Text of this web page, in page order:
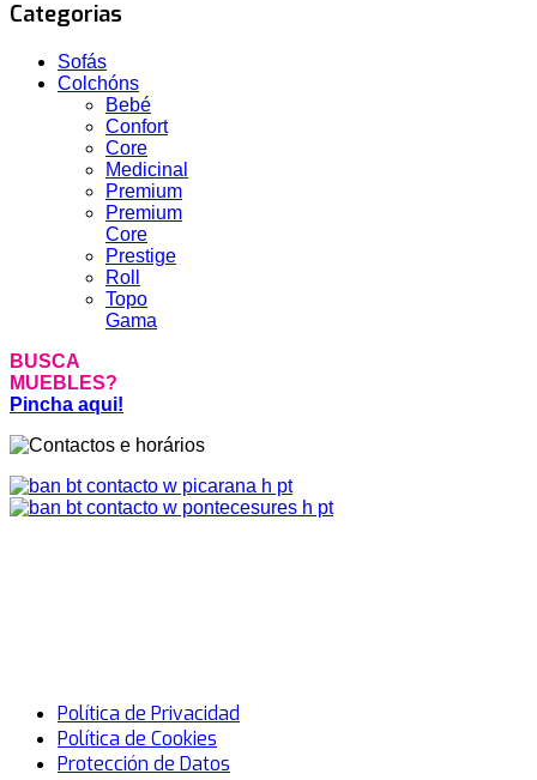
Categorias
Sofás
Colchóns
Bebé
Confort
Core
Medicinal
Premium
Premium
Core
Prestige
Roll
Topo
Gama
BUSCA
MUEBLES?
Pincha aqui!
Política de Privacidad
Política de Cookies
Protección de Datos